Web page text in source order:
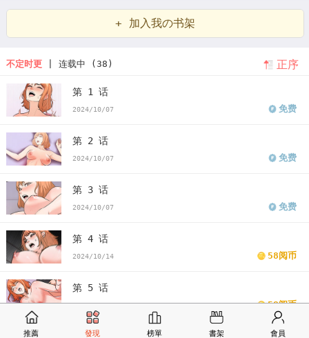
费倒数记时100天漫画倒计时100天计算倒计时100天图片大全倒
计时一百天图片倒数计时100天漫画第三画倒数计时100天漫画免费
下拉式倒计时100天视频 韩漫倒数计时100天漫
画第四话韩漫倒数计时100天第二季
倒数计时100天第二季免费 倒数
倒数计时100天第二季漫画土豪漫画 倒数计时100天第二季漫画完整
倒数计时100天第二季免费版下拉式
+ 加入我の书架
不定时更| 连载中 (38) 正序
第 1 话
2024/10/07 免费
第 2 话
2024/10/07 免费
第 3 话
2024/10/07 免费
第 4 话
2024/10/14 58阅币
第 5 话
2024/10/21 58阅币
推薦 發現 榜單 書架 會員